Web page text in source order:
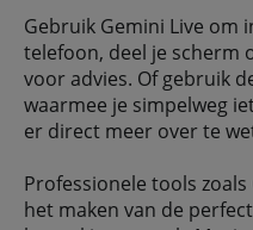
Gebruik Gemini Live om
telefoon, deel je scherm
voor advies. Of gebruik
waarmee je simpelweg
er direct meer over te
Professionele tools
het maken van de